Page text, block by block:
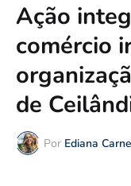
Ação
comércio
de
Por Ediana